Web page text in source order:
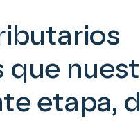
que
etapa,